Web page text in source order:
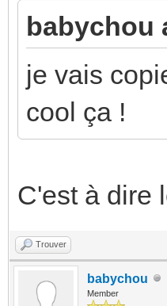
babychou
je vais
cool ça !
C'est à dire
Trouver
babychou
Member